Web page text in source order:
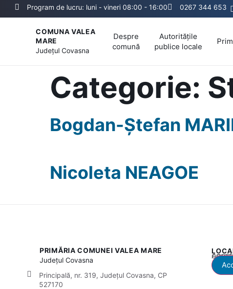
Program de lucru: luni - vineri 08:00 - 16:00 0267 344 653
COMUNA VALEA
MARE
JudețulCovasna
Despre
comună
Autoritățile
publice locale
Categorie:
Bogdan-Ștefan
Nicoleta NEAGOE
PRIMĂRIA COMUNEI VALEA MARE
JudețulCovasna
Principală, nr. 319, Județul Covasna, CP
527170
Acest conținut